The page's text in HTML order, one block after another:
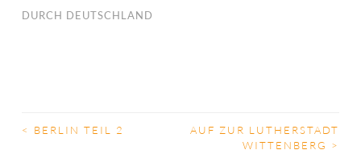
DURCH DEUTSCHLAND
BEITRAGS-
< BERLIN TEIL 2
AUF ZUR LUTHERSTADT
WITTENBERG >